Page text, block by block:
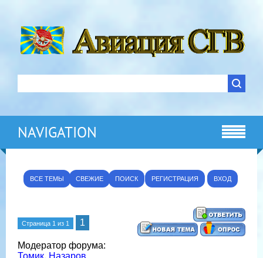
NAVIGATION
ВСЕ ТЕМЫ СВЕЖИЕ ПОИСК РЕГИСТРАЦИЯ ВХОД
Страница 1 из 1 1
Модератор форума:
Томик, Назаров